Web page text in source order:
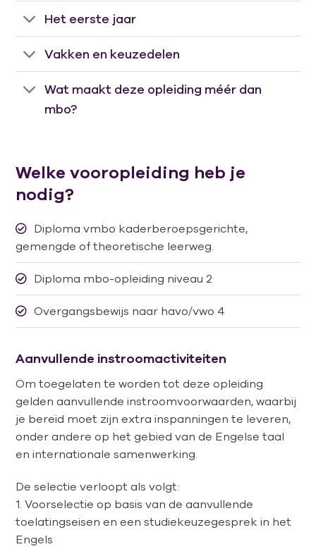
Het eerste jaar
Vakken en keuzedelen
Wat maakt deze opleiding méér dan
mbo?
Welke vooropleiding heb je
nodig?
Diploma vmbo kaderberoepsgerichte,
gemengde of theoretische leerweg.
Diploma mbo-opleiding niveau 2
Overgangsbewijs naar havo/vwo 4
Aanvullende instroomactiviteiten
Om toegelaten te worden tot deze opleiding
gelden aanvullende instroomvoorwaarden, waarbij
je bereid moet zijn extra inspanningen te leveren,
onder andere op het gebied van de Engelse taal
en internationale samenwerking.
De selectie verloopt als volgt:
1. Voorselectie op basis van de aanvullende
toelatingseisen en een studiekeuzegesprek in het
Engels